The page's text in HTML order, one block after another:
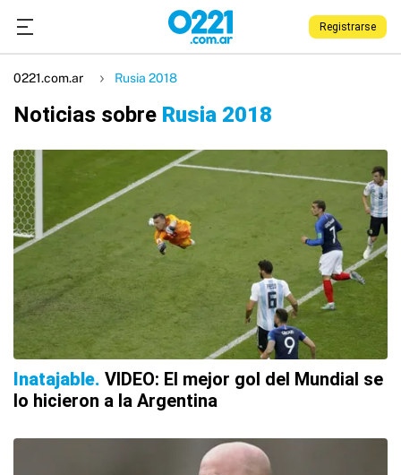
Registrarse
0221.com.ar Rusia 2018
Noticias sobre Rusia 2018
Inatajable VIDEO: El mejor gol del Mundial se
lo hicieron a la Argentina